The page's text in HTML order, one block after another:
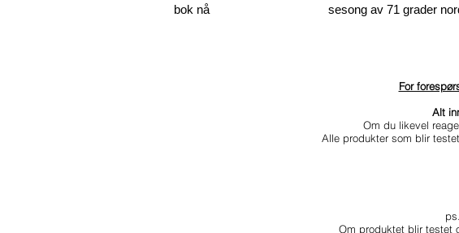
bok nå
sesong av 71 grader
For
Alt
Om du likevel
Alle produkter som blir
Om produktet blir testet